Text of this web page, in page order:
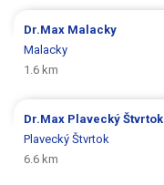
Dr.Max Malacky
Malacky
1.6 km
Dr.Max Plavecký Štvrtok
Plavecký Štvrtok
6.6 km